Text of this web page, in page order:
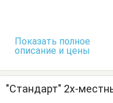
Показать полное
описание и цены
"Стандарт" 2х-